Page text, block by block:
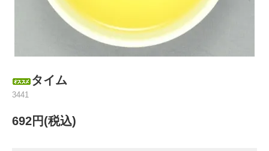
タイム
3441
692円(税込)